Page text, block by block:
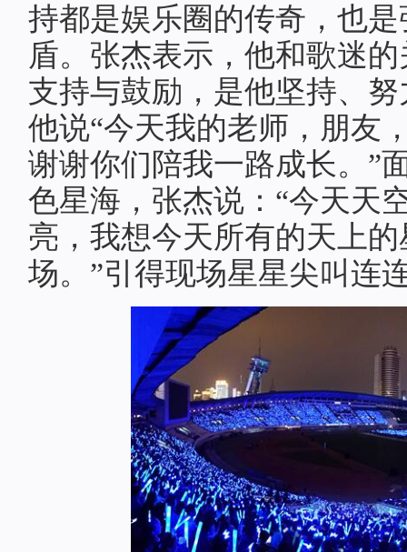
持都是娱乐圈的传奇，也
盾。张杰表示，他和歌迷
支持与鼓励，是他坚持、
他说“今天我的老师，朋友
谢谢你们陪我一路成长。”
色星海，张杰说：“今天天
亮，我想今天所有的天上
场。”引得现场星星尖叫连